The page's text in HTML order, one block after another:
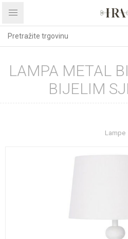
LAMPA METAL
BIJELIM
Lampe